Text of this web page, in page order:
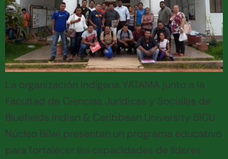
La organización indígena YATAMA junto a la
Facultad de Ciencias Jurídicas y Sociales de
Bluefields Indian & Caribbean University BICU
Núcleo Bilwi presentan un programa educativo
para fortalecer las capacidades de líderes